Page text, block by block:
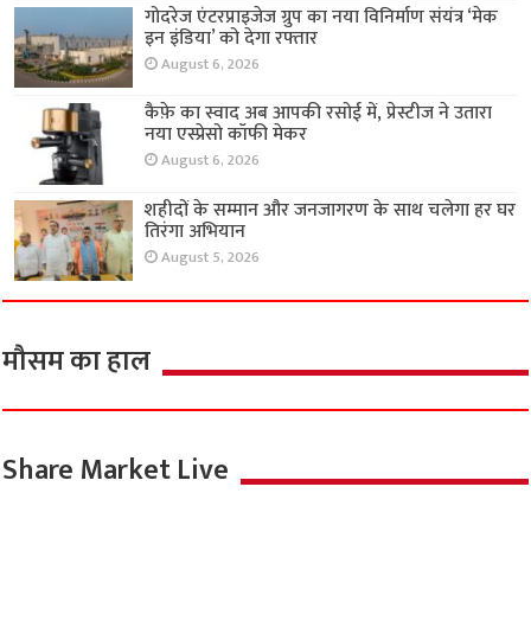
गोदरेज एंटरप्राइजेज ग्रुप का नया विनिर्माण संयंत्र ‘मेक
इन इंडिया’ को देगा रफ्तार
August 6, 2026
कैफ़े का स्वाद अब आपकी रसोई में, प्रेस्टीज ने उतारा
नया एस्प्रेसो कॉफी मेकर
August 6, 2026
शहीदों के सम्मान और जनजागरण के साथ चलेगा हर घर
तिरंगा अभियान
August 5, 2026
मौसम का हाल
Share Market Live